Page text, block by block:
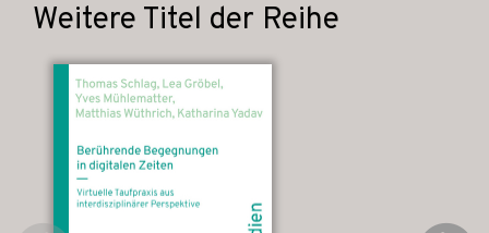
Weitere Titel der Reihe